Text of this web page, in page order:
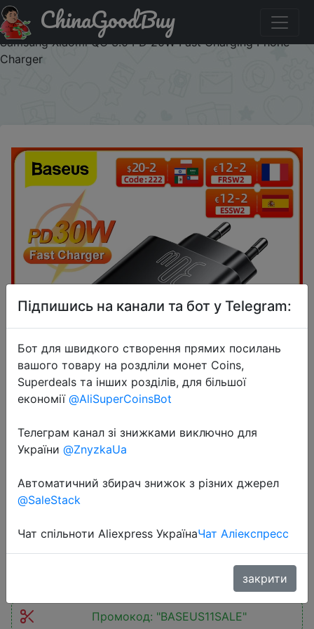
Промокод на знижку BASEUS11SALE Baseus 30W USB
Type C Charger Quick Charge For iPhone 14 13 12 Pro Max
Samsung Xiaomi QC 3.0 PD 20W Fast Charging Phone
Charger
ChinaGoodBuy
2022-11-06
Baseus 30W USB Type C Charger
Pro Max Samsung Xiaomi QC 3.0 PD
20W Fast Charging Phone Charger
$10.54
Промокод: "BASEUS11SALE"
Підпишись на канали та бот у Telegram:
Бот для швидкого створення прямих посилань
вашого товару на роздліли монет Coins,
Superdeals та інших розділів, для більшої
економії @AliSuperCoinsBot
Телеграм канал зі знижками виключно для
України @ZnyzkaUa
Автоматичний збирач знижок з різних джерел
@SaleStack
Чат спільноти Aliexpress УкраїнаЧат Аліекспресс
закрити